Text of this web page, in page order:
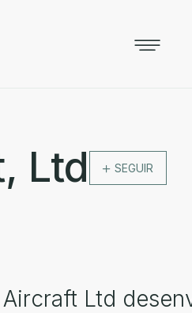
Ltd SEGUIR
Ltd